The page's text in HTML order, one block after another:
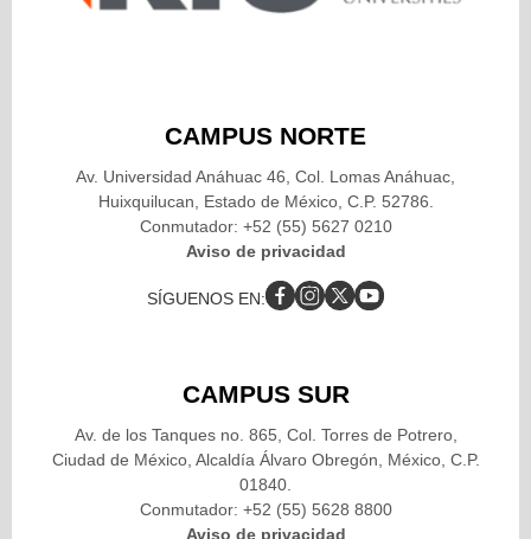
CAMPUS NORTE
Av. Universidad Anáhuac 46, Col. Lomas Anáhuac,
Huixquilucan, Estado de México, C.P. 52786.
Conmutador: +52 (55) 5627 0210
Aviso de privacidad
SÍGUENOS EN:
CAMPUS SUR
Av. de los Tanques no. 865, Col. Torres de Potrero,
Ciudad de México, Alcaldía Álvaro Obregón, México, C.P.
01840.
Conmutador: +52 (55) 5628 8800
Aviso de privacidad